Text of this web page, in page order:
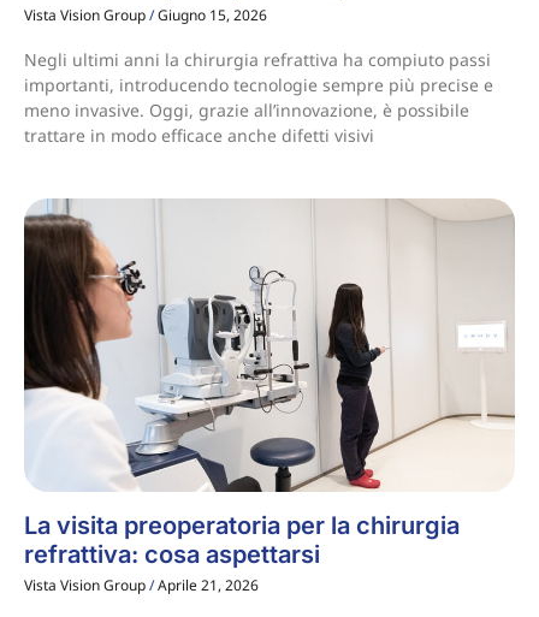
Vista Vision Group Giugno 15, 2026
Negli ultimi anni la chirurgia refrattiva ha compiuto passi
importanti, introducendo tecnologie sempre più precise e
meno invasive. Oggi, grazie all’innovazione, è possibile
trattare in modo efficace anche difetti visivi
La visita preoperatoria per la chirurgia
refrattiva: cosa aspettarsi
Vista Vision Group Aprile 21, 2026